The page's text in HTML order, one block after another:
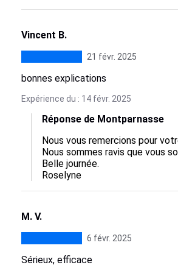
Vincent B.
21 févr. 2025
bonnes explications
Expérience du : 14 févr. 2025
Réponse de Montparnasse
Nous vous remercions pour
Nous sommes ravis que vous
Belle journée.
Roselyne
M. V.
6 févr. 2025
Sérieux, efficace